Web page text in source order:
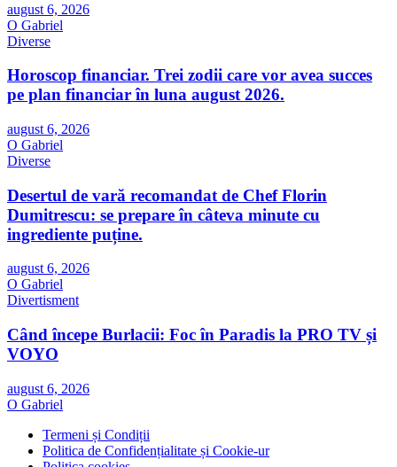
august 6, 2026
O Gabriel
Diverse
Horoscop financiar. Trei zodii care vor avea succes
pe plan financiar în luna august 2026.
august 6, 2026
O Gabriel
Diverse
Desertul de vară recomandat de Chef Florin
Dumitrescu: se prepare în câteva minute cu
ingrediente puține.
august 6, 2026
O Gabriel
Divertisment
Când începe Burlacii: Foc în Paradis la PRO TV și
VOYO
august 6, 2026
O Gabriel
Termeni și Condiții
Politica de Confidențialitate și Cookie-ur